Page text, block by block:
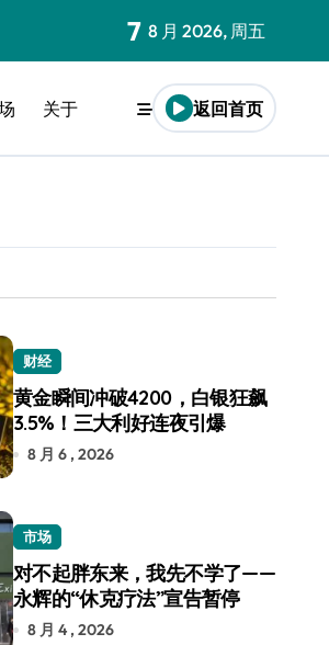
7 8 月 2026, 周五
关于 返回首页
财经
黄金瞬间冲破4200，白银狂飙
3.5%！三大利好连夜引爆
8 月 6 , 2026
市场
对不起胖东来，我先不学了——
永辉的“休克疗法”宣告暂停
8 月 4 , 2026